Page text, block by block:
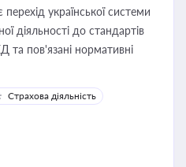
української системи
діяльності до стандартів
та пов'язані нормативні
Страхова діяльність